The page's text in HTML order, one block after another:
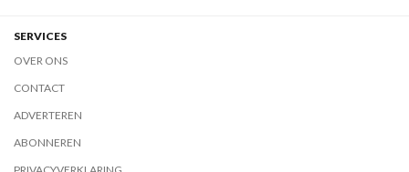
SERVICES
OVER ONS
CONTACT
ADVERTEREN
ABONNEREN
PRIVACYVERKLARING